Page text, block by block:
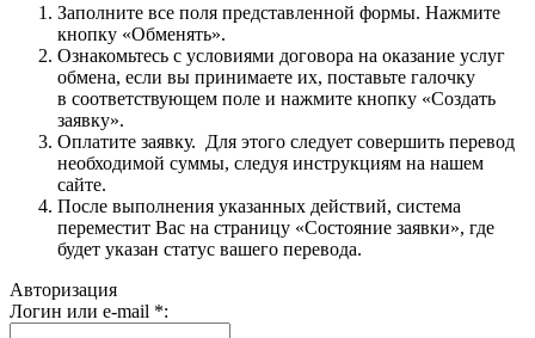
Заполните все поля представленной формы. Нажмите
кнопку «Обменять».
Ознакомьтесь с условиями договора на оказание услуг
обмена, если вы принимаете их, поставьте галочку
в соответствующем поле и нажмите кнопку «Создать
заявку».
Оплатите заявку. Для этого следует совершить перевод
необходимой суммы, следуя инструкциям на нашем
сайте.
После выполнения указанных действий, система
переместит Вас на страницу «Состояние заявки», где
будет указан статус вашего перевода.
Авторизация
Логин или e-mail *: